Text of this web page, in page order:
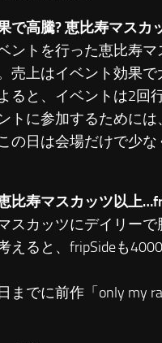
で高騰? 恵比寿マスカ
ントを行った恵比寿
売上はイベント効果で
ると、イベントは2回
トに参加するために
の日は会場だけで少
比寿マスカッツ以上
スカッツにデイリーで
えると、fripSideも
までに前作「only my